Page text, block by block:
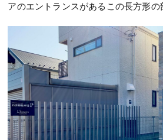
アのエントランスがあるこの長方形の